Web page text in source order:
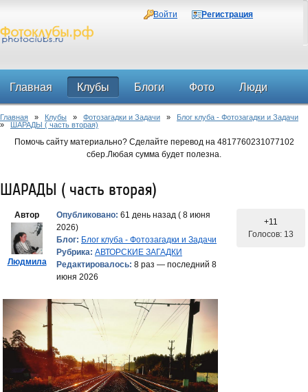
Войти Регистрация
Главная Клубы Блоги Фото Люди
Форум
Главная » Клубы » Фотозагадки и Задачи » Блог клуба - Фотозагадки и Задачи
» ШАРАДЫ ( часть вторая)
Помочь сайту материально? Сделайте перевод на 4817760231077102
сбер.Любая сумма будет полезна.
ШАРАДЫ ( часть вторая)
Автор
Людмила
Опубликовано: 61 день назад ( 8 июня
2026)
Блог: Блог клуба - Фотозагадки и Задачи
Рубрика: АВТОРСКИЕ ЗАГАДКИ
Редактировалось: 8 раз — последний 8
июня 2026
+11
Голосов: 13